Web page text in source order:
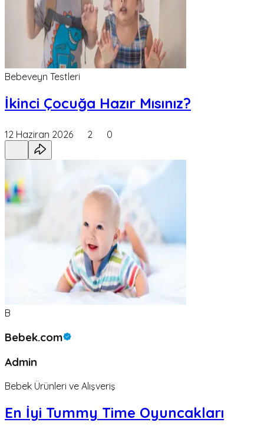
Bebeveyn Testleri
İkinci Çocuğa Hazır Mısınız?
12 Haziran 2026 2 0
B
Bebek.com
Admin
Bebek Ürünleri ve Alışveriş
En İyi Tummy Time Oyuncakları